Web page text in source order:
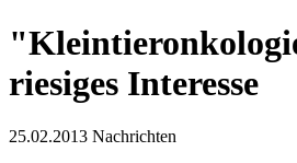
riesiges Interesse
25.02.2013 Nachrichten